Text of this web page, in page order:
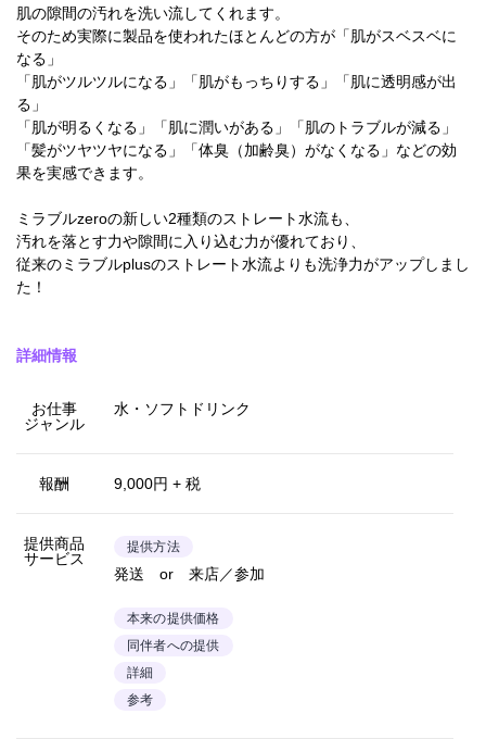
肌の隙間の汚れを洗い流してくれます。
そのため実際に製品を使われたほとんどの方が「肌がスベスベに
なる」
「肌がツルツルになる」「肌がもっちりする」「肌に透明感が出
る」
「肌が明るくなる」「肌に潤いがある」「肌のトラブルが減る」
「髪がツヤツヤになる」「体臭（加齢臭）がなくなる」などの効
果を実感できます。
ミラブルzeroの新しい2種類のストレート水流も、
汚れを落とす力や隙間に入り込む力が優れており、
従来のミラブルplusのストレート水流よりも洗浄力がアップしまし
た！
詳細情報
お仕事
ジャンル
水・ソフトドリンク
報酬 9,000円 + 税
提供商品
サービス
提供方法
発送 or 来店／参加
本来の提供価格
同伴者への提供
詳細
参考